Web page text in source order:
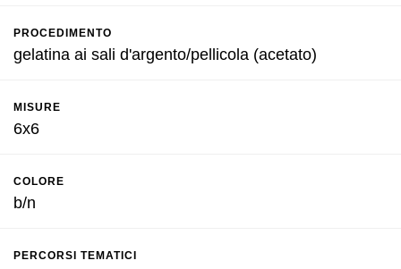
PROCEDIMENTO
gelatina ai sali d'argento/pellicola (acetato)
MISURE
6x6
COLORE
b/n
PERCORSI TEMATICI